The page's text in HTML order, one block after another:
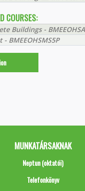
COURSES:
Buildings -
BMEEOHSMS5P
MUNKATÁRSAKNAK
Neptun (oktatói)
Telefonkönyv